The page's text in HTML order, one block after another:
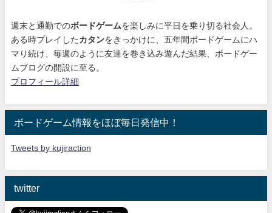
週末と通勤でのボードゲームを楽しみに平日を乗り切る社会人。
ある時プレイした カタンをきっかけに、 五年間ボードゲームにハ
マり続け 、毎週のように友達を巻き込み遊んだ結果、ボードゲー
ムブログの開設に至る。
プロフィール詳細
ボードゲーム情報をほぼ毎日発信中！
Tweets by kujiraction
twitter